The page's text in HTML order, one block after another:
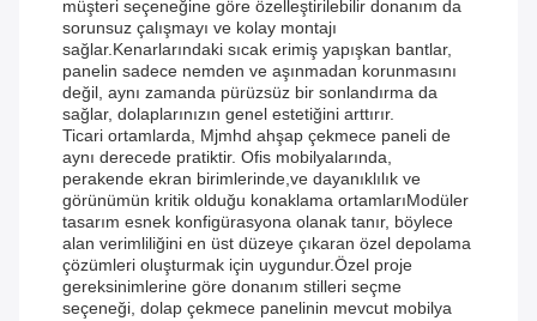
müşteri seçeneğine göre özelleştirilebilir donanım da
sorunsuz çalışmayı ve kolay montajı
sağlar.Kenarlarındaki sıcak erimiş yapışkan bantlar,
panelin sadece nemden ve aşınmadan korunmasını
değil, aynı zamanda pürüzsüz bir sonlandırma da
sağlar, dolaplarınızın genel estetiğini arttırır.
Ticari ortamlarda, Mjmhd ahşap çekmece paneli de
aynı derecede pratiktir. Ofis mobilyalarında,
perakende ekran birimlerinde,ve dayanıklılık ve
görünümün kritik olduğu konaklama ortamlarıModüler
tasarım esnek konfigürasyona olanak tanır, böylece
alan verimliliğini en üst düzeye çıkaran özel depolama
çözümleri oluşturmak için uygundur.Özel proje
gereksinimlerine göre donanım stilleri seçme
seçeneği, dolap çekmece panelinin mevcut mobilya